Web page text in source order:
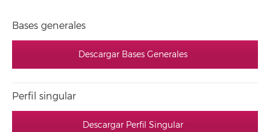
Bases generales
Descargar Bases Generales
Perfil singular
Descargar Perfil Singular